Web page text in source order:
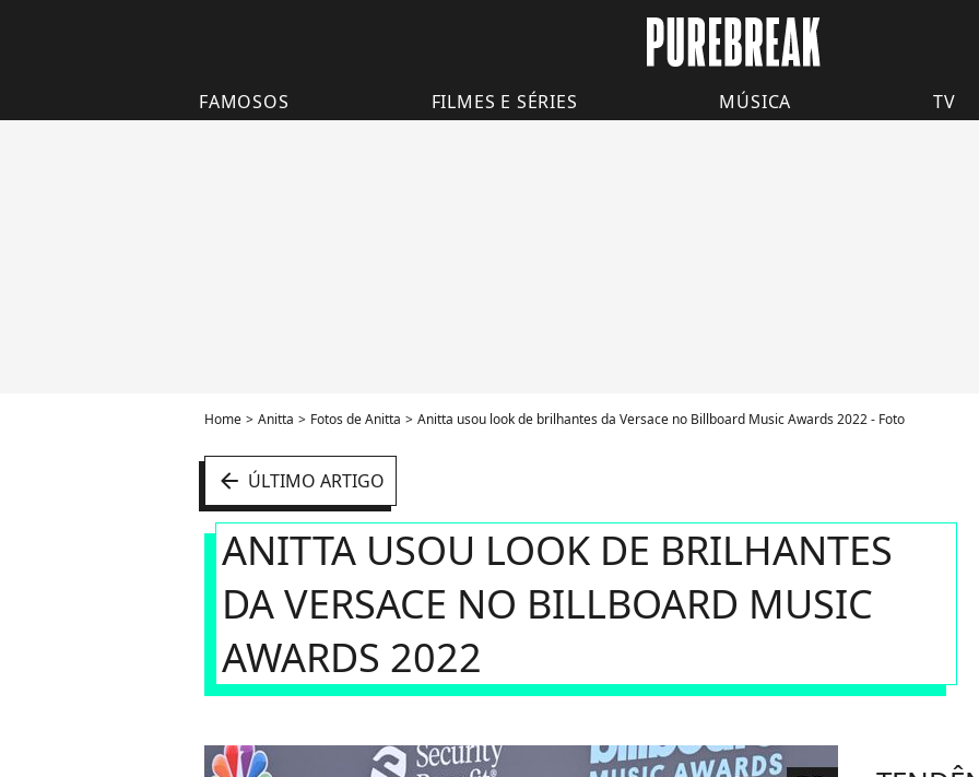
FAMOSOS FILMES E SÉRIES MÚSICA TV
Home Anitta Fotos de Anitta Anitta usou look de brilhantes da Versace no Billboard Music Awards 2022 - Foto
arrow_left ÚLTIMO ARTIGO
ANITTA USOU LOOK DE BRILHANTES
DA VERSACE NO BILLBOARD MUSIC
AWARDS 2022